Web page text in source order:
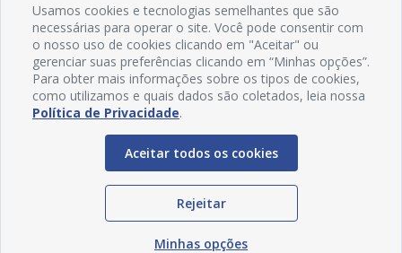
Redes Sociais
Usamos cookies e tecnologias semelhantes que são
necessárias para operar o site. Você pode consentir com
o nosso uso de cookies clicando em "Aceitar" ou
gerenciar suas preferências clicando em “Minhas opções”.
Para obter mais informações sobre os tipos de cookies,
como utilizamos e quais dados são coletados, leia nossa
Política de Privacidade.
Aceitar todos os cookies
Rejeitar
Minhas opções